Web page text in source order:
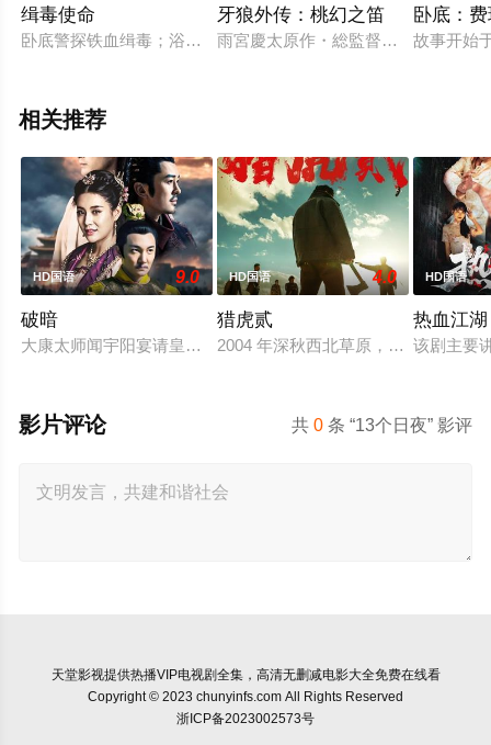
缉毒使命
卧底警探铁血缉毒；浴血恋人各为其主！缉毒警察阿仁肩负使
牙狼外传：桃幻之笛
雨宮慶太原作・総監督による人気特
卧底：
故事开始
相关推荐
HD国语 9.0
破暗
大康太师闻宇阳宴请皇上义子神策府神威将军冷啸天，席间告
HD国语 4.0
猎虎贰
2004 年深秋西北草原，假交警截停
HD国语
热血江湖
该剧主要
共0 条 “13个日夜” 影评
影片评论
天堂影视提供热播VIP电视剧全集，高清无删减电影大全免费在线看
Copyright © 2023 chunyinfs.com All Rights Reserved
浙ICP备2023002573号